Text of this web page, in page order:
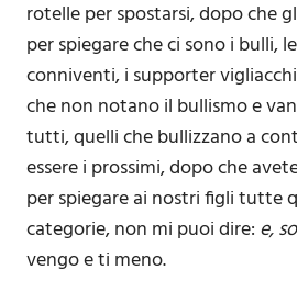
rotelle per spostarsi, dopo che
per spiegare che ci sono i bulli,
conniventi, i supporter
che non notano il bullismo e
tutti, quelli che bullizzano a
essere i prossimi, dopo che
per spiegare ai nostri figli tutte
categorie, non mi puoi dire: e,
vengo e ti meno.